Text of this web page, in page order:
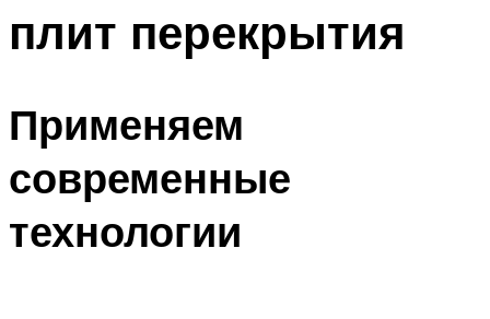
плит перекрытия
Применяем
современные
технологии